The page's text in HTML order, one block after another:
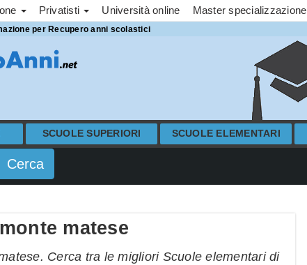
Privatisti Università online Master specializzazione
per Recupero anni scolastici
SCUOLE SUPERIORI SCUOLE ELEMENTARI
matese
Cerca tra le migliori Scuole elementari di